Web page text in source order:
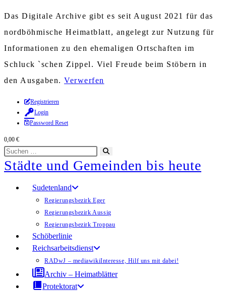
Das Digitale Archive gibt es seit August 2021 für das
nordböhmische Heimatblatt, angelegt zur Nutzung für
Informationen zu den ehemaligen Ortschaften im
Schluck `schen Zippel. Viel Freude beim Stöbern in
den Ausgaben. Verwerfen
Zum
Inhalt
springen
Registrieren
Login
Password Reset
0,00 €
Diese
Website
durchsuchen
starten
Städte und Gemeinden bis heute
Sudetenland
Regierungsbezirk Eger
Regierungsbezirk Aussig
Regierungsbezirk Troppau
Schöberlinie
Reichsarbeitsdienst
RADwJ – mediawikiInteresse, Hilf uns mit dabei!
Archiv – Heimatblätter
Protektorat